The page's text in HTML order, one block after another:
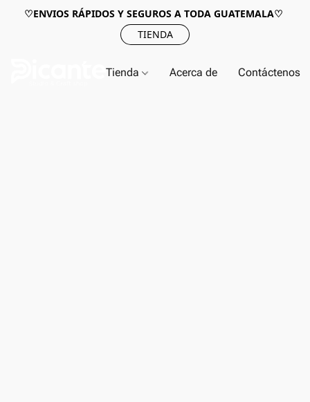
♡ENVIOS RÁPIDOS Y SEGUROS A TODA GUATEMALA♡
TIENDA
Tienda Acerca de Contáctenos